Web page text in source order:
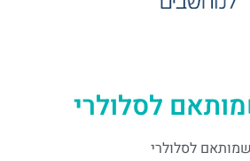
לסלולרי
לסלולרי